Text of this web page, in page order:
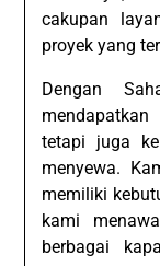
cakupan
proyek yang
Dengan
tetapi juga
menyewa.
memiliki
kami
berbagai